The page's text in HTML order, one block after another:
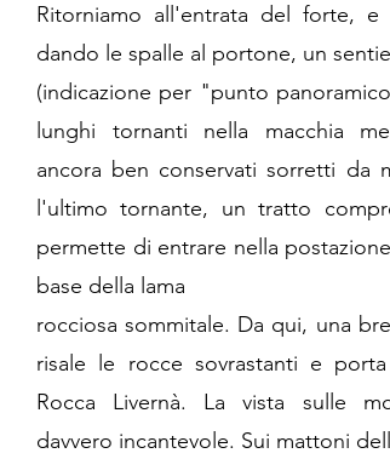
Ritorniamo all'entrata del forte,
dando le spalle al portone, un
(indicazione per "punto
lunghi tornanti nella macchia
ancora ben conservati sorretti da
l'ultimo tornante, un tratto
permette di entrare nella
base della lama
rocciosa sommitale. Da qui, una
risale le rocce sovrastanti e
Rocca Livernà. La vista sulle
davvero incantevole. Sui mattoni